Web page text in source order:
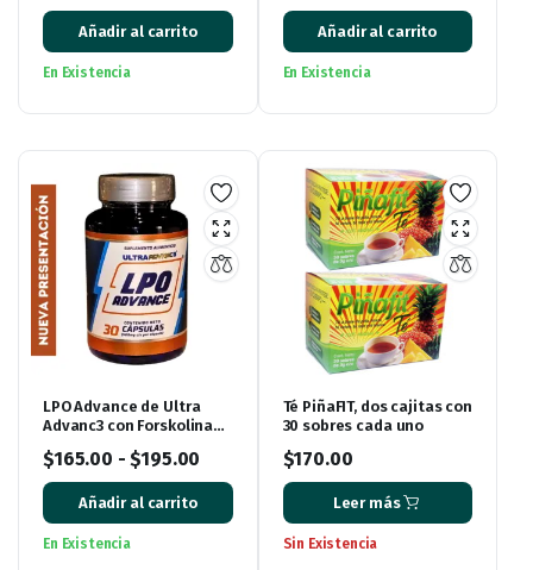
Añadir al carrito
En Existencia
Añadir al carrito
En Existencia
LPO Advance de Ultra
Advanc3 con Forskolina
Lipo Advance)
$165.00 - $195.00
Añadir al carrito
En Existencia
Té PiñaFIT, dos cajitas con
30 sobres cada uno
$170.00
Leer más
Sin Existencia